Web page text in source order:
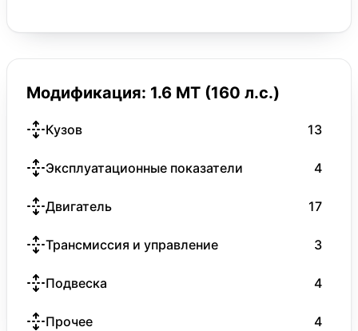
Модификация: 1.6 MT (160 л.с.)
Кузов 13
Эксплуатационные показатели 4
Двигатель 17
Трансмиссия и управление 3
Подвеска 4
Прочее 4